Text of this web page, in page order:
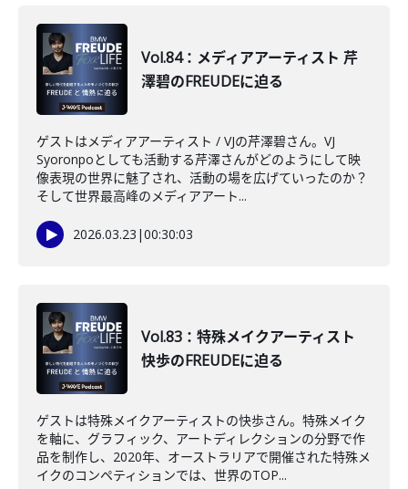
Vol.84：メディアアーティスト 芹
澤碧のFREUDEに迫る
ゲストはメディアアーティスト / VJの芹澤碧さん。VJ
Syoronpoとしても活動する芹澤さんがどのようにして映
像表現の世界に魅了され、活動の場を広げていったのか？
そして世界最高峰のメディアアート...
2026.03.23 |00:30:03
Vol.83：特殊メイクアーティスト
快歩のFREUDEに迫る
ゲストは特殊メイクアーティストの快歩さん。特殊メイク
を軸に、グラフィック、アートディレクションの分野で作
品を制作し、2020年、オーストラリアで開催された特殊メ
イクのコンペティションでは、世界のTOP...